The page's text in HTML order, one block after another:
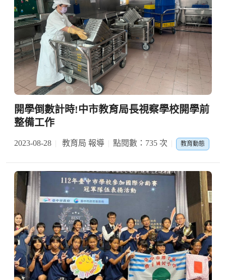
開學倒數計時!中市教育局長視察學校開學前
整備工作
2023-08-28 教育局 報導 點閱數：735 次 教育動態